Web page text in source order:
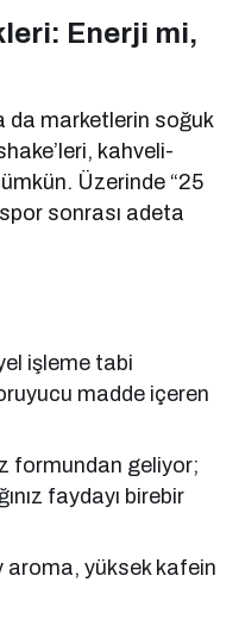
Enerji mi,
da marketlerin soğuk
kahveli-
Üzerinde “25
sonrası adeta
işleme tabi
madde içeren
formundan geliyor;
faydayı birebir
aroma, yüksek kafein